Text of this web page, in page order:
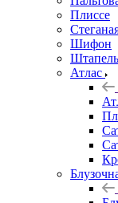
Плиссе
Шифон
Штапель
Атлас